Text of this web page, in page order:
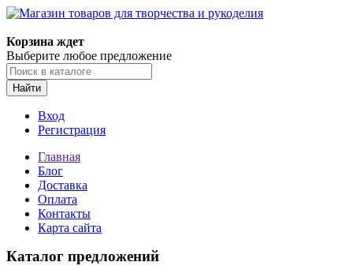
Корзина ждет
Выберите любое предложение
Найти
Вход
Регистрация
Главная
Блог
Доставка
Оплата
Контакты
Карта сайта
Каталог предложений